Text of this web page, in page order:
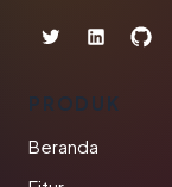
PRODUK
Beranda